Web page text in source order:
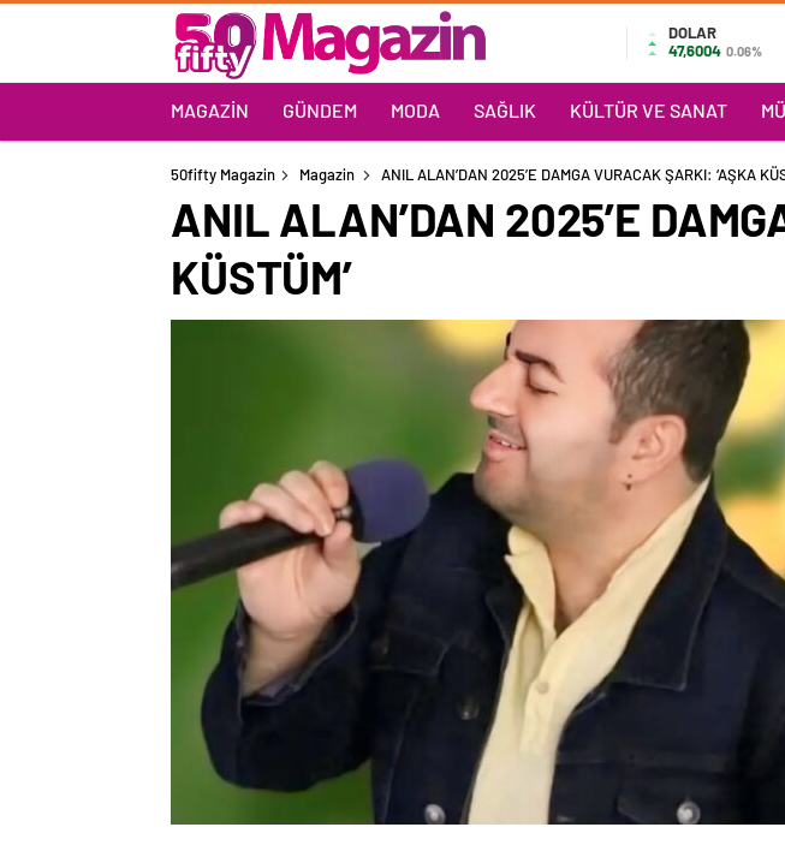
DOLAR
47,6004 0.06%
MAGAZIN GÜNDEM MODA SAĞLIK KÜLTÜR VE SANAT
50fifty Magazin Magazin ANIL ALAN’DAN 2025’E DAMGA VURACAK ŞARKI: ‘AŞKA
ANIL ALAN’DAN 2025’E
KÜSTÜM’